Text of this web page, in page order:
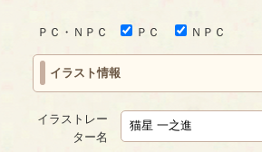
ＰＣ・ＮＰＣ ＰＣ ＮＰＣ
イラスト情報
イラストレー
ター名